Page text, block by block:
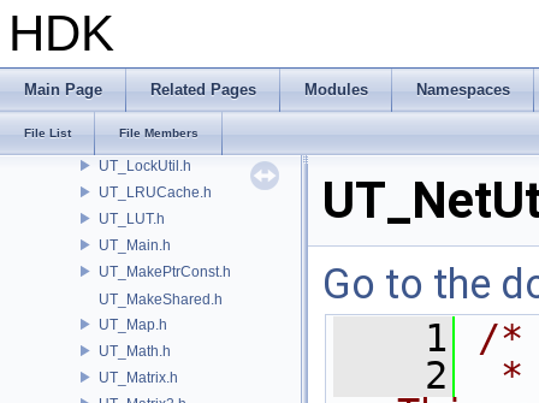
HDK
Main Page Related Pages Modules Namespaces
File List File Members
UT_LMHost.h
UT_Lock.h
UT_Lockable.h
UT_LockedRawPtr.h
UT_LockUtil.h
UT_LRUCache.h
UT_LUT.h
UT_Main.h
UT_MakePtrConst.h
UT_MakeShared.h
UT_Map.h
UT_Math.h
UT_Matrix.h
Go to the
    1
/*
    2
*